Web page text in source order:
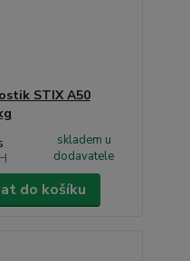
STIX A50
skladem u
dodavatele
do košíku